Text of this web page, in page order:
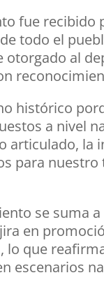
fue recibido
todo el
al
histórico
a nivel
articulado, la
para
se suma
en
lo que
escenarios